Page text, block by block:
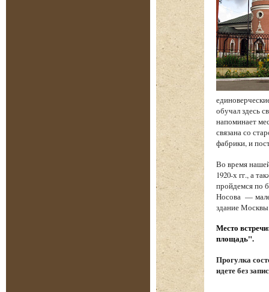
обучал здесь
напоминает
связана со
фабрики, и
Во время
1920-х гг., а
пройдемся по
Носова —
здание
Место
площадь".
Прогулка
идете без